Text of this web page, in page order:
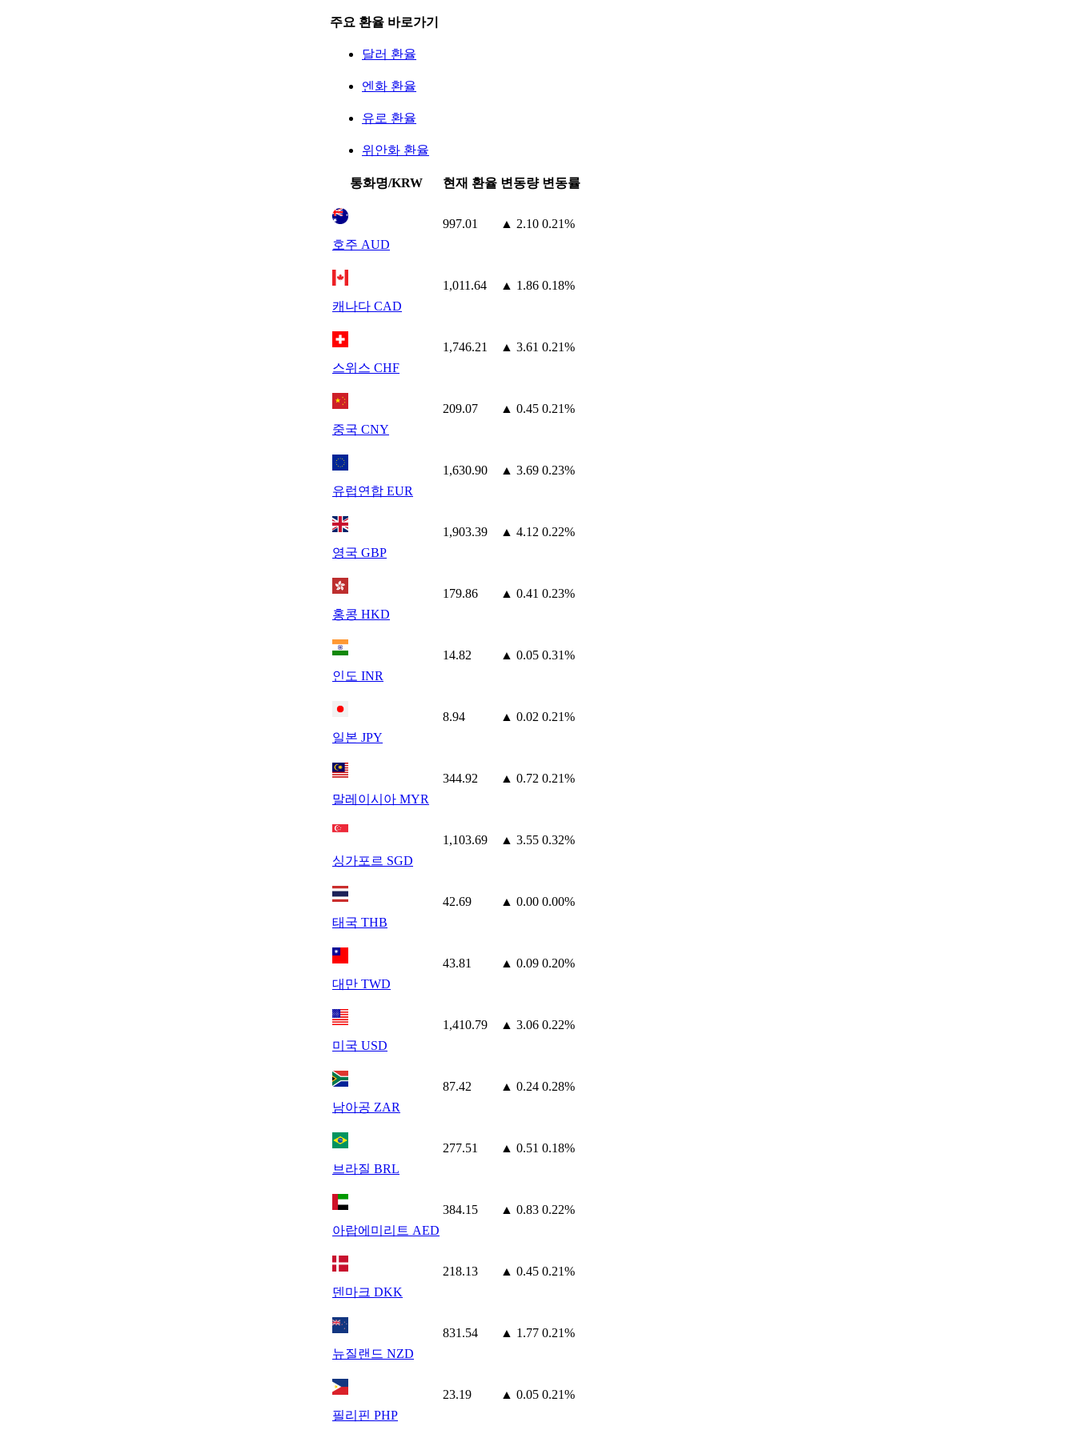
주요 환율 바로가기
달러 환율
엔화 환율
유로 환율
위안화 환율
통화명/KRW 현재 환율 변동량 변동률
호주 AUD
997.01 ▲ 2.10 0.21%
캐나다 CAD
1,011.64 ▲ 1.86 0.18%
스위스 CHF
1,746.21 ▲ 3.61 0.21%
중국 CNY
209.07 ▲ 0.45 0.21%
유럽연합 EUR
1,630.90 ▲ 3.69 0.23%
영국 GBP
1,903.39 ▲ 4.12 0.22%
홍콩 HKD
179.86 ▲ 0.41 0.23%
인도 INR
14.82 ▲ 0.05 0.31%
일본 JPY
8.94 ▲ 0.02 0.21%
말레이시아 MYR
344.92 ▲ 0.72 0.21%
싱가포르 SGD
1,103.69 ▲ 3.55 0.32%
태국 THB
42.69 ▲ 0.00 0.00%
대만 TWD
43.81 ▲ 0.09 0.20%
미국 USD
1,410.79 ▲ 3.06 0.22%
남아공 ZAR
87.42 ▲ 0.24 0.28%
브라질 BRL
277.51 ▲ 0.51 0.18%
아랍에미리트 AED
384.15 ▲ 0.83 0.22%
덴마크 DKK
218.13 ▲ 0.45 0.21%
뉴질랜드 NZD
831.54 ▲ 1.77 0.21%
필리핀 PHP
23.19 ▲ 0.05 0.21%